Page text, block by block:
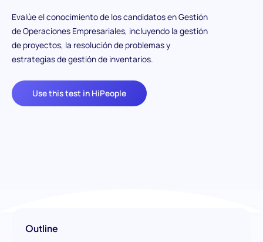
Evalúe el conocimiento de los candidatos en Gestión
de Operaciones Empresariales, incluyendo la gestión
de proyectos, la resolución de problemas y
estrategias de gestión de inventarios.
Use this test in HiPeople
Outline